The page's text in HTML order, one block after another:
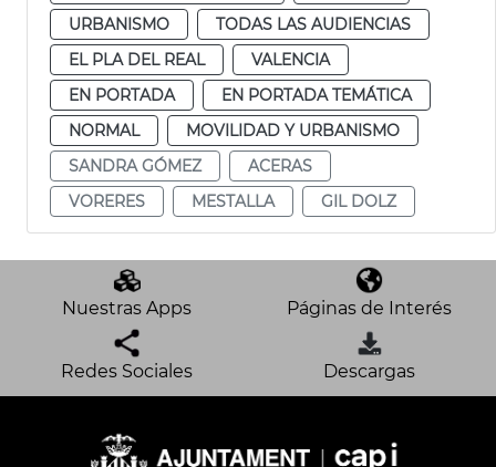
URBANISMO
TODAS LAS AUDIENCIAS
EL PLA DEL REAL
VALENCIA
EN PORTADA
EN PORTADA TEMÁTICA
NORMAL
MOVILIDAD Y URBANISMO
SANDRA GÓMEZ
ACERAS
VORERES
MESTALLA GIL DOLZ
Nuestras Apps Páginas de Interés
Redes Sociales Descargas